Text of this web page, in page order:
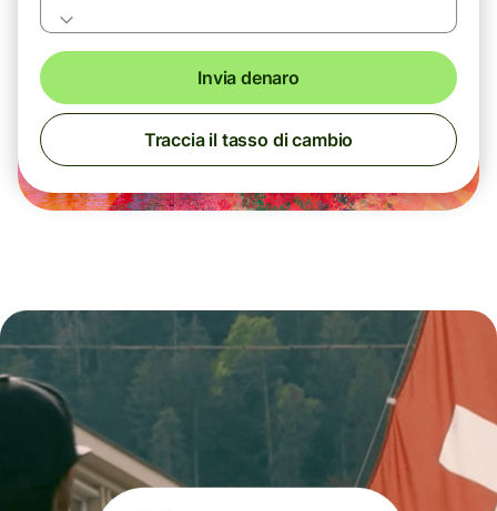
Invia denaro
Traccia il tasso di cambio